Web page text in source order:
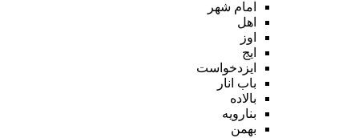
امام شهر
اهل
اوز
ایج
ایزدخواست
باب انار
بالاده
بنارویه
بهمن